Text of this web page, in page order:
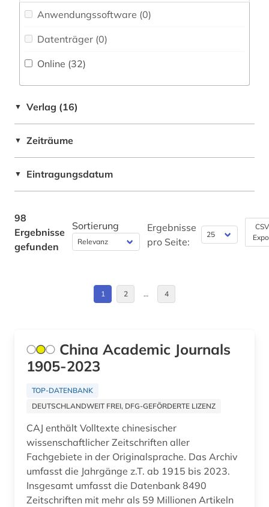
informatik (98)
informationssystem (1)
informationswissenschaft (1)
informationswissenschaften (1)
iot (1)
it (2)
japanologie (1)
kernphysik (1)
klimatologie (1)
kommunikationstechnik (1)
Anwendungssoftware (0)
Datenträger (0)
Online (32)
▼ Verlag (16)
▼ Zeiträume
▼ Eintragungsdatum
98
Ergebnisse
gefunden
Sortierung
Ergebnisse
pro Seite:
1 2 … 4
China Academic Journals
1905-2023
TOP-DATENBANK
DEUTSCHLANDWEIT FREI, DFG-GEFÖRDERTE LIZENZ
CAJ enthält Volltexte chinesischer
wissenschaftlicher Zeitschriften aller
Fachgebiete in der Originalsprache. Das Archiv
umfasst die Jahrgänge z.T. ab 1915 bis 2023.
Insgesamt umfasst die Datenbank 8490
Zeitschriften mit mehr als 59 Millionen Artikeln